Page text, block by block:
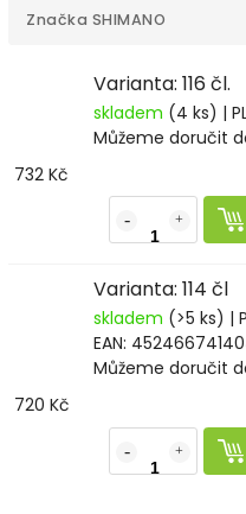
Značka SHIMANO
Varianta: 116 čl.
skladem (4 ks) |
Můžeme doručit
732 Kč
Varianta: 114 čl
skladem (>5 ks) |
EAN:
Můžeme doručit
720 Kč